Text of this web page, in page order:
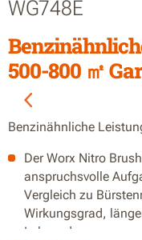
WG748E
500-800 ㎡
Benzinähnliche
Der Worx Nitro
anspruchsvolle
Vergleich zu
Wirkungsgrad,
Lebensdauer.